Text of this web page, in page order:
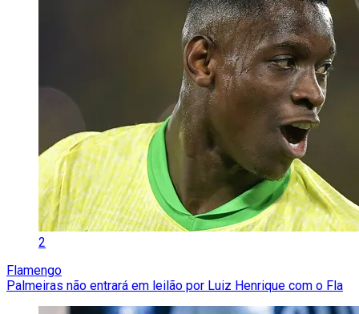
2
Flamengo
Palmeiras não entrará em leilão por Luiz Henrique com o Fla